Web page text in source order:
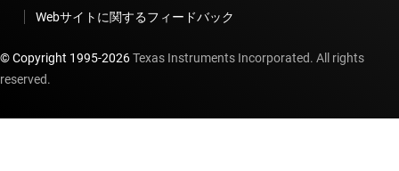
Webサイトに関するフィードバック
© Copyright 1995-2026Texas Instruments Incorporated. All rights
reserved.